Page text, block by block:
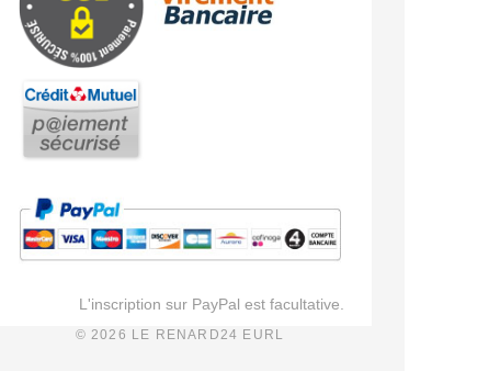
L'inscription sur PayPal est facultative.
© 2026 LE RENARD24 EURL